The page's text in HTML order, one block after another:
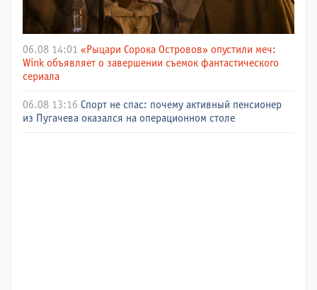
06.08 14:01 «Рыцари Сорока Островов» опустили меч:
Wink объявляет о завершении съемок фантастического
сериала
06.08 13:16 Спорт не спас: почему активный пенсионер
из Пугачева оказался на операционном столе